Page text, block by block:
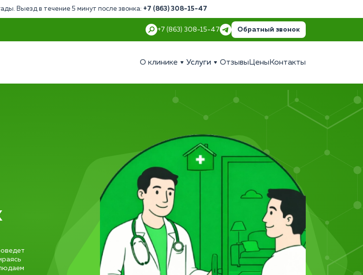
Выезд в течение 5 минут после звонка: +7 (863) 308-15-47
+7 (863) 308-15-47 Обратный звонок
О клинике Услуги Отзывы Цены Контакты